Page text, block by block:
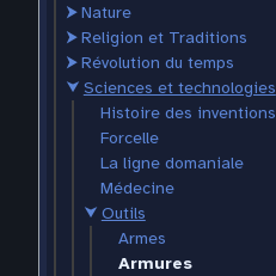
⮞Nature
⮞Religion et Traditions
⮞Révolution du temps
⮟ Sciences et technologies
Histoire des inventions
Forcelle
La ligne domaniale
Médecine
⮟ Outils
Armes
Armures